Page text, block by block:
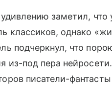
заметил, что
классиков, однако
подчеркнул, что
из-под пера
писатели-